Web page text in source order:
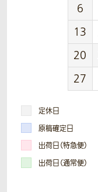
6
13
20
27
定休日
原稿確定日
出荷日（特急便）
出荷日（通常便）